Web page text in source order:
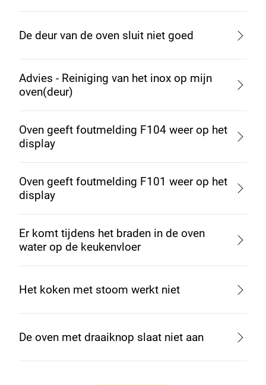
De deur van de oven sluit niet goed
Advies - Reiniging van het inox op mijn
oven(deur)
Oven geeft foutmelding F104 weer op het
display
Oven geeft foutmelding F101 weer op het
display
Er komt tijdens het braden in de oven
water op de keukenvloer
Het koken met stoom werkt niet
De oven met draaiknop slaat niet aan